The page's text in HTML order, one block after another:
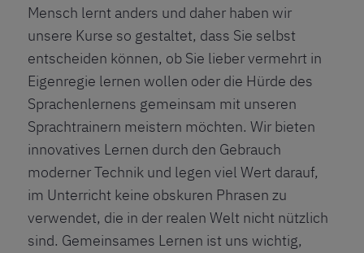
Mensch lernt anders und daher haben wir
unsere Kurse so gestaltet, dass Sie selbst
entscheiden können, ob Sie lieber vermehrt in
Eigenregie lernen wollen oder die Hürde des
Sprachenlernens gemeinsam mit unseren
Sprachtrainern meistern möchten. Wir bieten
innovatives Lernen durch den Gebrauch
moderner Technik und legen viel Wert darauf,
im Unterricht keine obskuren Phrasen zu
verwendet, die in der realen Welt nicht nützlich
sind. Gemeinsames Lernen ist uns wichtig,